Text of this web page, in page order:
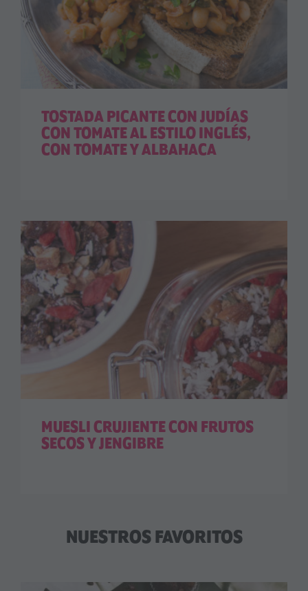
TOSTADA PICANTE CON JUDÍAS
CON TOMATE AL ESTILO INGLÉS,
CON TOMATE Y ALBAHACA
MUESLI CRUJIENTE CON FRUTOS
SECOS Y JENGIBRE
NUESTROS FAVORITOS